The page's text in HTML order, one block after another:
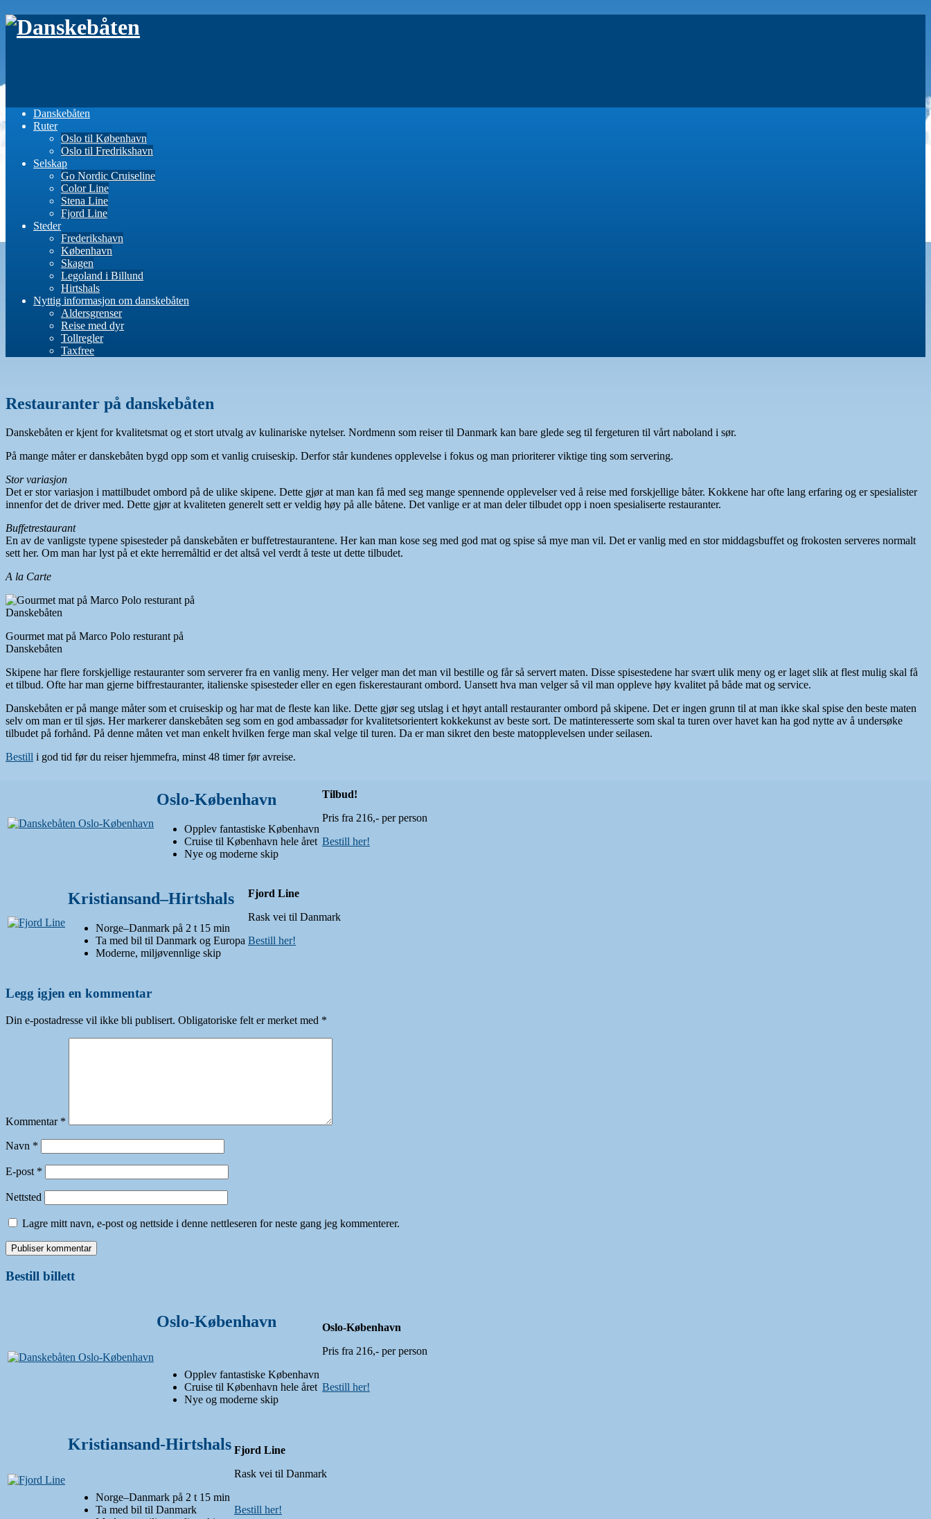
Danskebåten
Ruter
Oslo til København
Oslo til Fredrikshavn
Selskap
Go Nordic Cruiseline
Color Line
Stena Line
Fjord Line
Steder
Frederikshavn
København
Skagen
Legoland i Billund
Hirtshals
Nyttig informasjon om danskebåten
Aldersgrenser
Reise med dyr
Tollregler
Taxfree
Restauranter på danskebåten
Danskebåten er kjent for kvalitetsmat og et stort utvalg av kulinariske nytelser. Nordmenn som reiser til Danmark kan bare glede seg til fergeturen til vårt naboland i sør.
På mange måter er danskebåten bygd opp som et vanlig cruiseskip. Derfor står kundenes opplevelse i fokus og man prioriterer viktige ting som servering.
Stor variasjon
Det er stor variasjon i mattilbudet ombord på de ulike skipene. Dette gjør at man kan få med seg mange spennende opplevelser ved å reise med forskjellige båter. Kokkene har ofte lang erfaring og er spesialister
innenfor det de driver med. Dette gjør at kvaliteten generelt sett er veldig høy på alle båtene. Det vanlige er at man deler tilbudet opp i noen spesialiserte restauranter.
Buffetrestaurant
En av de vanligste typene spisesteder på danskebåten er buffetrestaurantene. Her kan man kose seg med god mat og spise så mye man vil. Det er vanlig med en stor middagsbuffet og frokosten serveres normalt
sett her. Om man har lyst på et ekte herremåltid er det altså vel verdt å teste ut dette tilbudet.
A la Carte
Gourmet mat på Marco Polo resturant på
Danskebåten
Skipene har flere forskjellige restauranter som serverer fra en vanlig meny. Her velger man det man vil bestille og får så servert maten. Disse spisestedene har svært ulik meny og er laget slik at flest mulig skal få
et tilbud. Ofte har man gjerne biffrestauranter, italienske spisesteder eller en egen fiskerestaurant ombord. Uansett hva man velger så vil man oppleve høy kvalitet på både mat og service.
Danskebåten er på mange måter som et cruiseskip og har mat de fleste kan like. Dette gjør seg utslag i et høyt antall restauranter ombord på skipene. Det er ingen grunn til at man ikke skal spise den beste maten
selv om man er til sjøs. Her markerer danskebåten seg som en god ambassadør for kvalitetsorientert kokkekunst av beste sort. De matinteresserte som skal ta turen over havet kan ha god nytte av å undersøke
tilbudet på forhånd. På denne måten vet man enkelt hvilken ferge man skal velge til turen. Da er man sikret den beste matopplevelsen under seilasen.
Bestill i god tid før du reiser hjemmefra, minst 48 timer før avreise.
Oslo-København
Opplev fantastiske København
Cruise til København hele året
Nye og moderne skip
Tilbud!
Pris fra 216,- per person
Bestill her!
Kristiansand–Hirtshals
Norge–Danmark på 2 t 15 min
Ta med bil til Danmark og Europa
Moderne, miljøvennlige skip
Fjord Line
Rask vei til Danmark
Bestill her!
Legg igjen en kommentar
Din e-postadresse vil ikke bli publisert. Obligatoriske felt er merket med *
Kommentar *
Navn *
E-post *
Nettsted
Lagre mitt navn, e-post og nettside i denne nettleseren for neste gang jeg kommenterer.
Bestill billett
Oslo-København
Opplev fantastiske København
Cruise til København hele året
Nye og moderne skip
Oslo-København
Pris fra 216,- per person
Bestill her!
Kristiansand-Hirtshals
Norge–Danmark på 2 t 15 min
Ta med bil til Danmark
Fjord Line
Rask vei til Danmark
Bestill her!